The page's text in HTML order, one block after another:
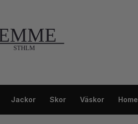
Jackor Skor Väskor Home